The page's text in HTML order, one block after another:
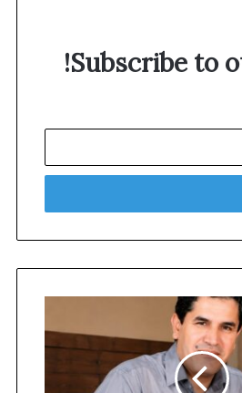
Subscribe to